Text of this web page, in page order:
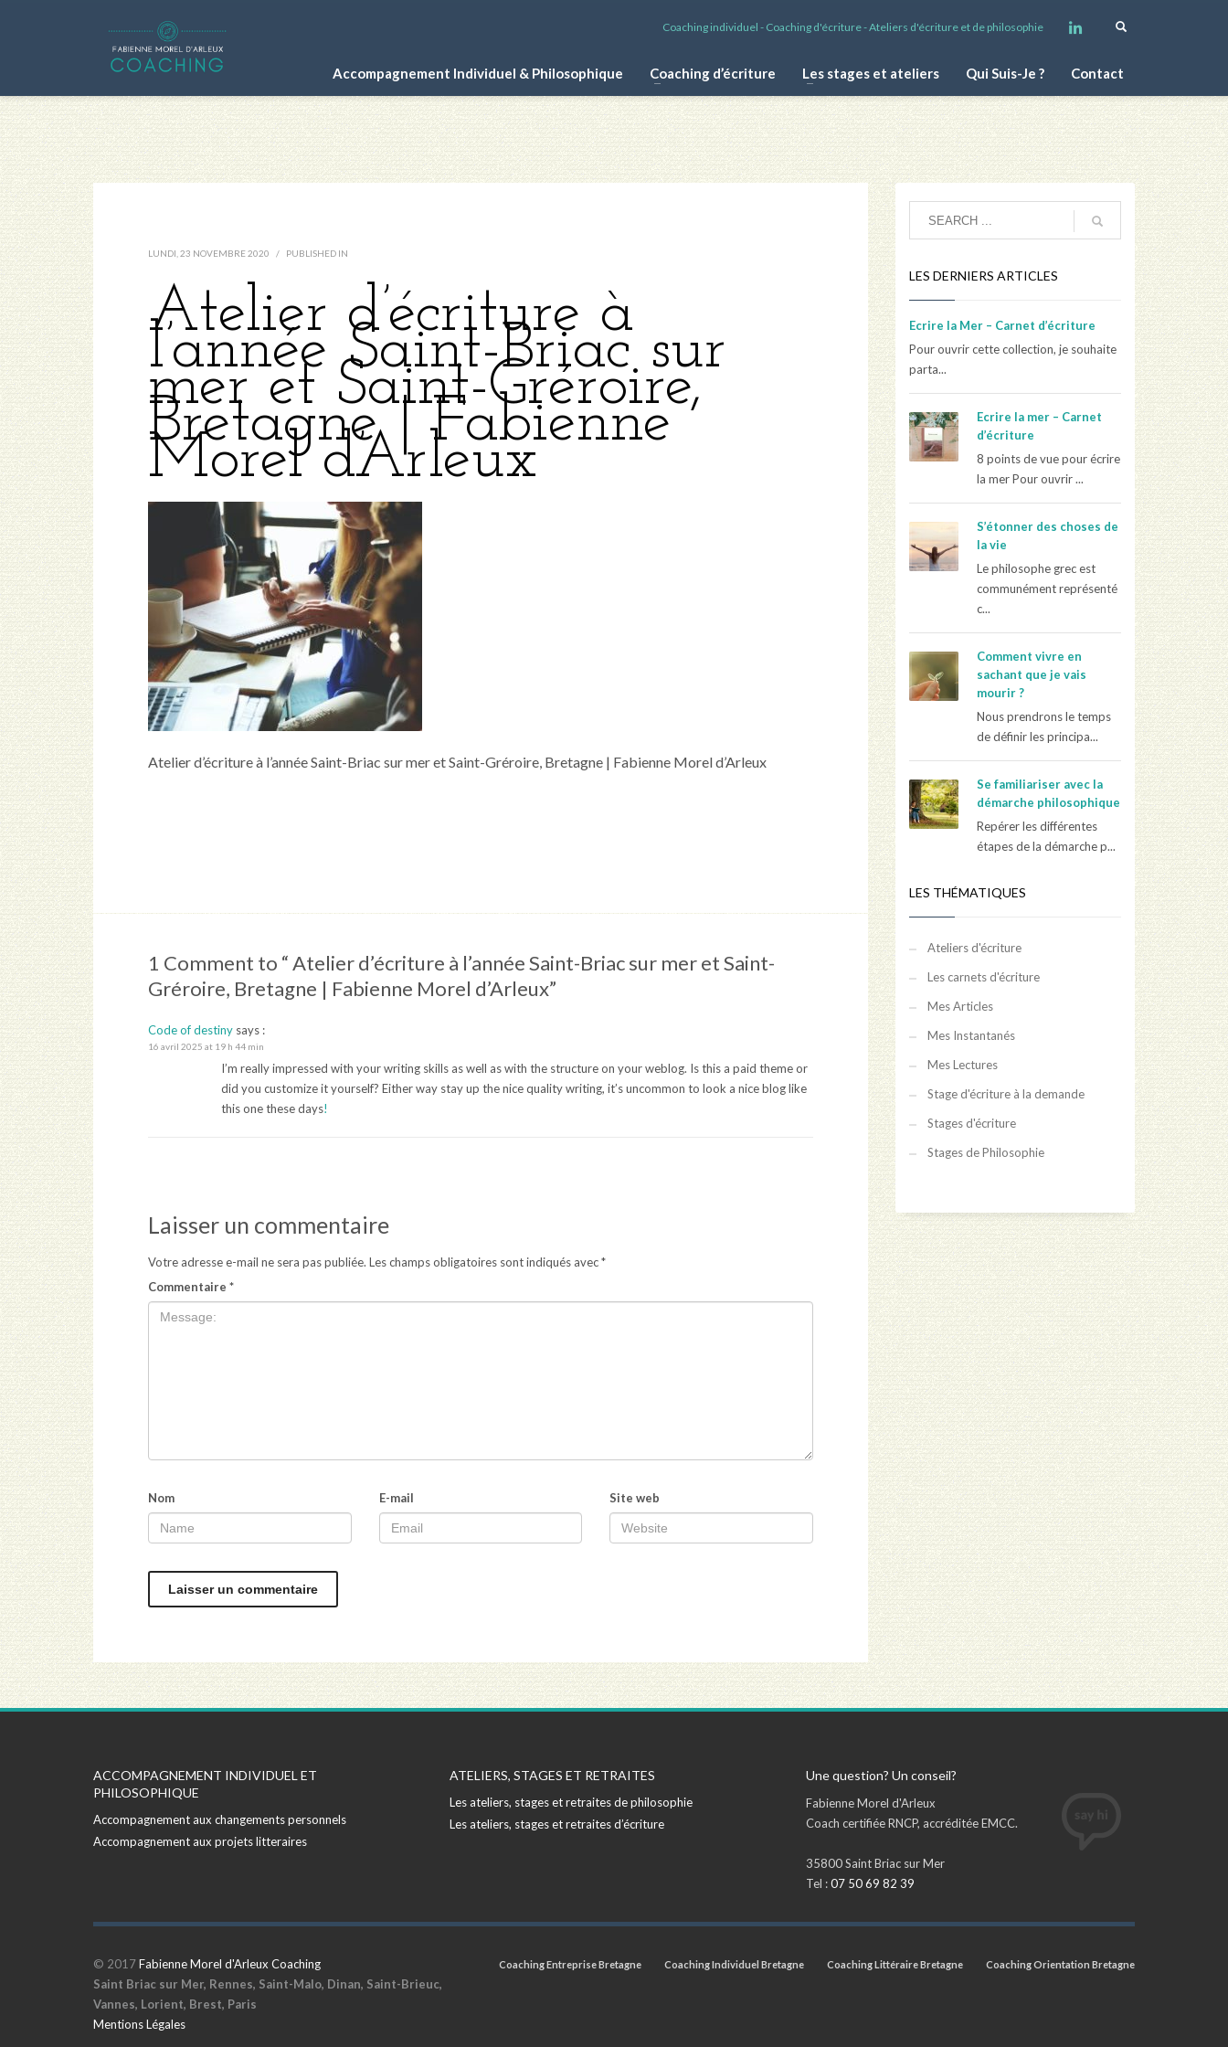
Coaching individuel - Coaching d'écriture - Ateliers d'écriture et de philosophie
Accompagnement Individuel & Philosophique Coaching d’écriture Les stages et ateliers Qui Suis-Je ? Contact
LUNDI, 23 NOVEMBRE 2020 / PUBLISHED IN
Atelier d’écriture à
l’année Saint-Briac sur
mer et Saint-Gréroire,
Bretagne | Fabienne
Morel d’Arleux
Atelier d’écriture à l’année Saint-Briac sur mer et Saint-Gréroire, Bretagne | Fabienne Morel d’Arleux
1 Comment to “ Atelier d’écriture à l’année Saint-Briac sur mer et Saint-
Gréroire, Bretagne | Fabienne Morel d’Arleux”
Code of destiny says :
16 avril 2025 at 19 h 44 min
I’m really impressed with your writing skills as well as with the structure on your weblog. Is this a paid theme or
did you customize it yourself? Either way stay up the nice quality writing, it’s uncommon to look a nice blog like
this one these days!
Laisser un commentaire
Votre adresse e-mail ne sera pas publiée. Les champs obligatoires sont indiqués avec*
Commentaire *
Nom E-mail Site web
LES DERNIERS ARTICLES
Ecrire la Mer – Carnet d’écriture
Pour ouvrir cette collection, je souhaite
parta...
Ecrire la mer – Carnet
d’écriture
8 points de vue pour écrire
la mer Pour ouvrir ...
S’étonner des choses de
la vie
Le philosophe grec est
communément représenté
c...
Comment vivre en
sachant que je vais
mourir ?
Nous prendrons le temps
de définir les principa...
Se familiariser avec la
démarche philosophique
Repérer les différentes
étapes de la démarche p...
LES THÉMATIQUES
Ateliers d'écriture
Les carnets d'écriture
Mes Articles
Mes Instantanés
Mes Lectures
Stage d'écriture à la demande
Stages d'écriture
Stages de Philosophie
ACCOMPAGNEMENT INDIVIDUEL ET
PHILOSOPHIQUE
Accompagnement aux changements personnels
Accompagnement aux projets litteraires
ATELIERS, STAGES ET RETRAITES
Les ateliers, stages et retraites de philosophie
Les ateliers, stages et retraites d’écriture
Une question? Un conseil?
Fabienne Morel d'Arleux
Coach certifiée RNCP, accréditée EMCC.
35800 Saint Briac sur Mer
Tel :07 50 69 82 39
Coaching Entreprise Bretagne Coaching Individuel Bretagne Coaching Littéraire Bretagne Coaching Orientation Bretagne
© 2017Fabienne Morel d'Arleux Coaching
Saint Briac sur Mer, Rennes, Saint-Malo, Dinan, Saint-Brieuc,
Vannes, Lorient, Brest, Paris
Mentions Légales